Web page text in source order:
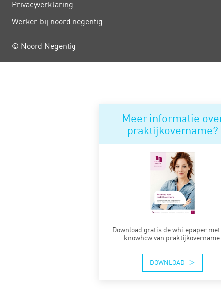
Meer informatie
praktijkovername?
Download gratis de whitepaper
knowhow van praktijkovername.
DOWNLOAD
Privacy­verklaring
Werken bij noord negentig
© Noord Negentig